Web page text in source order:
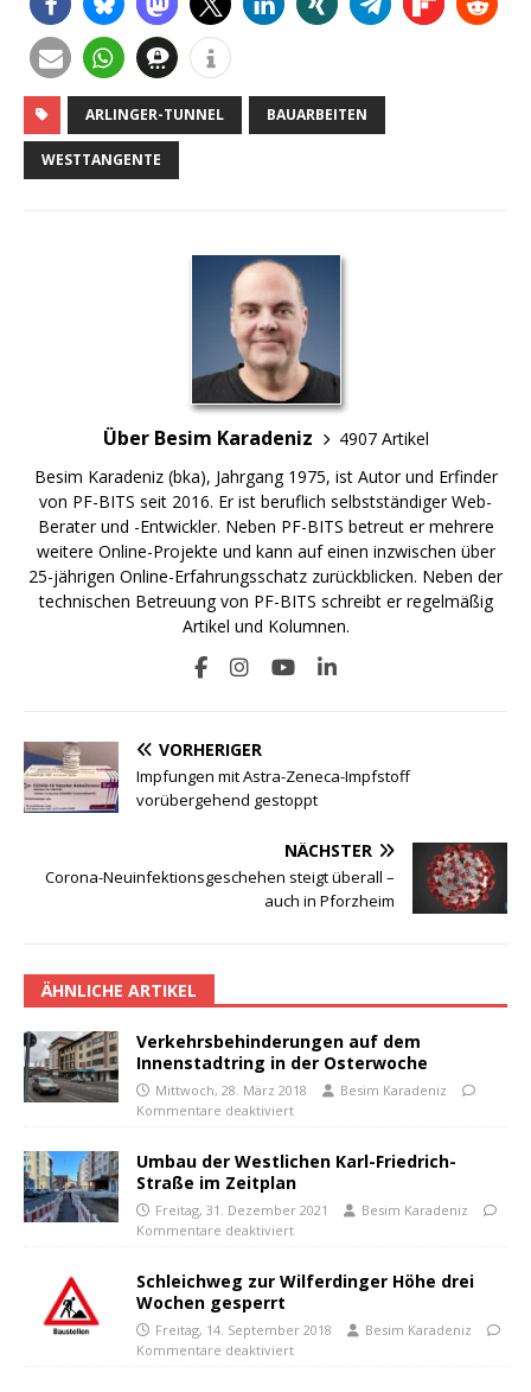
ARLINGER-TUNNEL BAUARBEITEN
WESTTANGENTE
Über Besim Karadeniz
4907 Artikel
Besim Karadeniz (bka), Jahrgang 1975, ist Autor und Erfinder
von PF-BITS seit 2016. Er ist beruflich selbstständiger Web-
Berater und -Entwickler. Neben PF-BITS betreut er mehrere
weitere Online-Projekte und kann auf einen inzwischen über
25-jährigen Online-Erfahrungsschatz zurückblicken. Neben der
technischen Betreuung von PF-BITS schreibt er regelmäßig
Artikel und Kolumnen.
VORHERIGER
Impfungen mit Astra-Zeneca-Impfstoff
vorübergehend gestoppt
NÄCHSTER
Corona-Neuinfektionsgeschehen steigt überall –
auch in Pforzheim
ÄHNLICHE ARTIKEL
Verkehrsbehinderungen auf dem
Innenstadtring in der Osterwoche
Mittwoch, 28. März 2018
Besim Karadeniz
Kommentare deaktiviert
Umbau der Westlichen Karl-Friedrich-
Straße im Zeitplan
Freitag, 31. Dezember 2021
Besim Karadeniz
Kommentare deaktiviert
Schleichweg zur Wilferdinger Höhe drei
Wochen gesperrt
Freitag, 14. September 2018
Besim Karadeniz
Kommentare deaktiviert